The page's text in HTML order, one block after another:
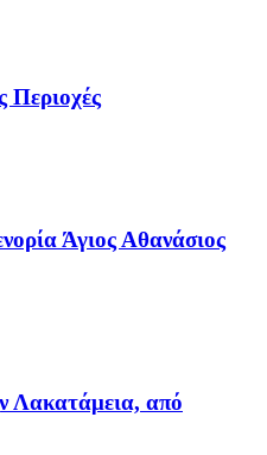
Περιοχές
Άγιος Αθανάσιος
Λακατάμεια, από